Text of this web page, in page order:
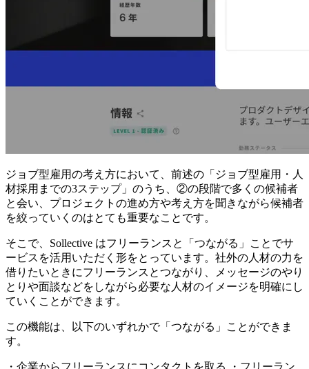
ジョブ型雇用の考え方において、前述の 「ジョブ型雇用・人
材採用までの3ステップ」のうち、②の段階で多くの候補者
と会い、プロジェクトの進め方や考え方を聞きながら候補者
を絞っていくのはとても重要なことです。
そこで、 Sollective はフリーランスと「つながる」ことでサ
ービスを活用いただく 形をとっています。社外の人材の力を
借りたいときにフリーランスとつながり、メッセージのやり
とりや面談などをしながら必要な人材のイメージを明確にし
ていくことができます。
この機能は、以下のいずれかで「つながる」ことができま
す。
・企業からフリーランスにコンタクトを取る ・フリーラン